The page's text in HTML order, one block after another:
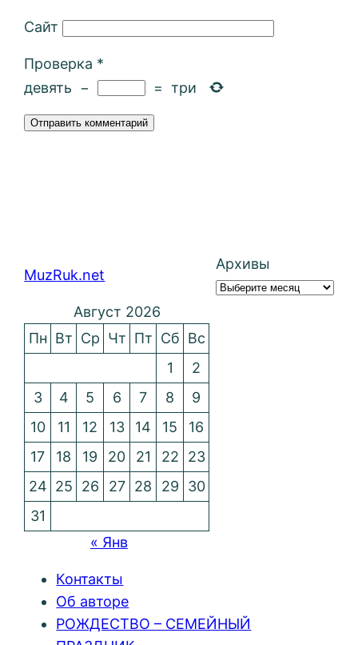
Сайт
Проверка *
девять − = три
MuzRuk.net
Архивы
Август 2026
Пн Вт Ср Чт Пт Сб Вс
1
2
3
4 5 6 7 8
9
10
11 12 13 14 15
16
17
18 19 20 21 22
23
24 25 26 27 28 29
30
31
« Янв
Контакты
Об авторе
РОЖДЕСТВО – СЕМЕЙНЫЙ